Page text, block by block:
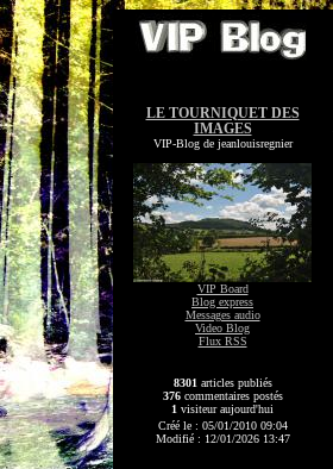
LE TOURNIQUET DES
IMAGES
VIP-Blog de jeanlouisregnier
VIP Board
Blog express
Messages audio
Video Blog
Flux RSS
8301 articles publiés
376commentaires postés
1 visiteur aujourd'hui
Créé le : 05/01/2010 09:04
Modifié : 12/01/2026 13:47